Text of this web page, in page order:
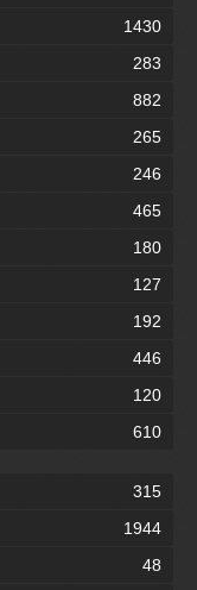
1430
283
882
265
246
465
180
127
192
446
120
610
315
1944
48